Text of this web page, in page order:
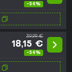
-54%
39,99 €
18,15 €
-54%